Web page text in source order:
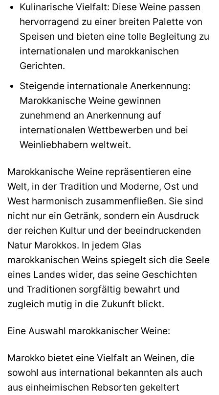
Kulinarische Vielfalt: Diese Weine passen
hervorragend zu einer breiten Palette von
Speisen und bieten eine tolle Begleitung zu
internationalen und marokkanischen
Gerichten.
Steigende internationale Anerkennung:
Marokkanische Weine gewinnen
zunehmend an Anerkennung auf
internationalen Wettbewerben und bei
Weinliebhabern weltweit.
Marokkanische Weine repräsentieren eine
Welt, in der Tradition und Moderne, Ost und
West harmonisch zusammenfließen. Sie sind
nicht nur ein Getränk, sondern ein Ausdruck
der reichen Kultur und der beeindruckenden
Natur Marokkos. In jedem Glas
marokkanischen Weins spiegelt sich die Seele
eines Landes wider, das seine Geschichten
und Traditionen sorgfältig bewahrt und
zugleich mutig in die Zukunft blickt.
Eine Auswahl marokkanischer Weine:
Marokko bietet eine Vielfalt an Weinen, die
sowohl aus international bekannten als auch
aus einheimischen Rebsorten gekeltert